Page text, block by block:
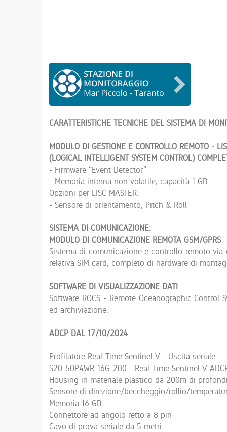
CARATTERISTICHE TECNICHE DEL SISTEMA DI
MODULO DI GESTIONE E CONTROLLO REMOTO -
(LOGICAL INTELLIGENT SYSTEM CONTROL)
- Firmware “Event Detector”
- Memoria interna non volatile, capacità 1 GB
Opzioni per LISC MASTER:
- Sensore di orientamento, Pitch & Roll
SISTEMA DI COMUNICAZIONE:
MODULO DI COMUNICAZIONE REMOTA GSM/GPRS
Sistema di comunicazione e controllo remoto via
relativa SIM card, completo di hardware di
SOFTWARE DI VISUALIZZAZIONE DATI
Software ROCS - Remote Oceanographic
ed archiviazione.
ADCP DAL 17/10/2024
Profilatore Real-Time Sentinel V - Uscita seriale
S20-50P4WR-16G-200 - Real-Time Sentinel V
Housing in materiale plastico da 200m di
Sensore di direzione/beccheggio/rollio/
Memoria 16 GB
Connettore ad angolo retto a 8 pin
Cavo di prova seriale da 5 metri